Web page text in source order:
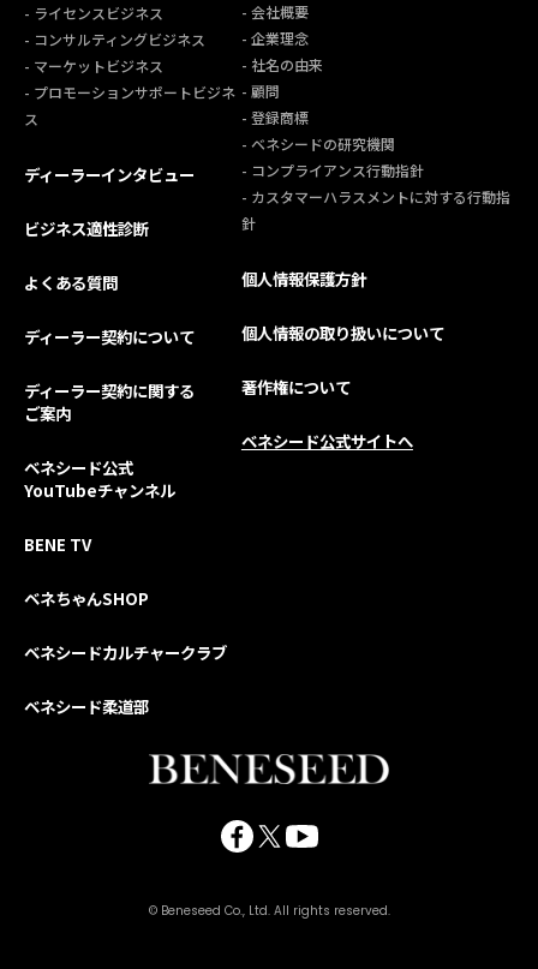
- ライセンスビジネス
- コンサルティングビジネス
- マーケットビジネス
- プロモーションサポートビジネ
ス
ディーラーインタビュー
ビジネス適性診断
よくある質問
ディーラー契約について
ディーラー契約に関する
ご案内
ベネシード公式
YouTubeチャンネル
BENE TV
ベネちゃんSHOP
ベネシードカルチャークラブ
ベネシード柔道部
- 会社概要
- 企業理念
- 社名の由来
- 顧問
- 登録商標
- ベネシードの研究機関
- コンプライアンス行動指針
- カスタマーハラスメントに対する行動指
針
個人情報保護方針
個人情報の取り扱いについて
著作権について
ベネシード公式サイトへ
© Beneseed Co., Ltd. All rights reserved.